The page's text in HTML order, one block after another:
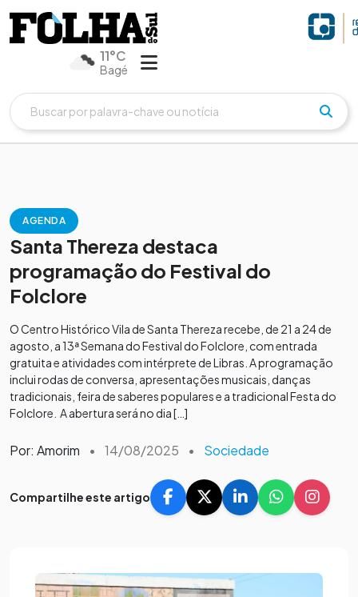
11°C
Bagé
AGENDA
Santa Thereza destaca
programação do Festival do
Folclore
O Centro Histórico Vila de Santa Thereza recebe, de 21 a 24 de
agosto, a 13ª Semana do Festival do Folclore, com entrada
gratuita e atividades com intérprete de Libras. A programação
inclui rodas de conversa, apresentações musicais, danças
tradicionais, feira de saberes populares e a tradicional Festa do
Folclore. A abertura será no dia […]
Por: Amorim • 14/08/2025 • Sociedade
Compartilhe este artigo